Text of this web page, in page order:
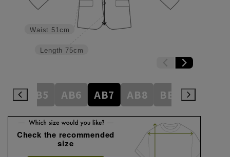
Length 75cm
Waist 51cm
AB5 AB6 AB7 AB8 BE3 BE4
Check the recommended
size